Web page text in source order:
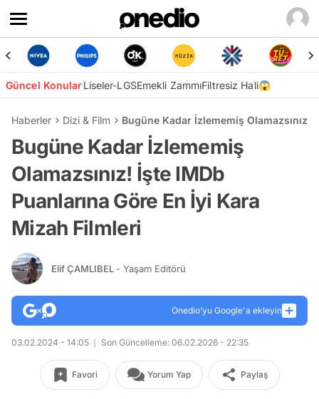
Güncel KonularLiseler-LGSEmekli ZammıFiltresiz Hali😱
Haberler Dizi & Film Bugüne Kadar İzlememiş
Bugüne Kadar İzlememiş
Olamazsınız! İşte IMDb
Puanlarına Göre En İyi Kara
Mizah Filmleri
Elif ÇAMLIBEL - Yaşam Editörü
Onedio’yu Google'a ekleyin
03.02.2024 - 14:05 Son Güncelleme: 06.02.2026 - 22:35
Favori Yorum Yap Paylaş